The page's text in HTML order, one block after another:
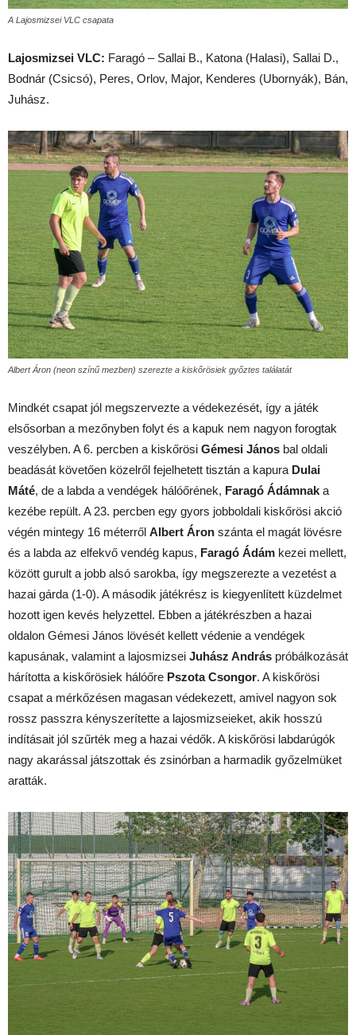
A Lajosmizsei VLC csapata
Lajosmizsei VLC: Faragó – Sallai B., Katona (Halasi), Sallai D.,
Bodnár (Csicsó), Peres, Orlov, Major, Kenderes (Ubornyák), Bán,
Juhász.
Albert Áron (neon színű mezben) szerezte a kiskőrösiek győztes találatát
Mindkét csapat jól megszervezte a védekezését, így a játék
elsősorban a mezőnyben folyt és a kapuk nem nagyon forogtak
veszélyben. A 6. percben a kiskőrösi Gémesi János bal oldali
beadását követően közelről fejelhetett tisztán a kapura Dulai
Máté, de a labda a vendégek hálóőrének, Faragó Ádámnak a
kezébe repült. A 23. percben egy gyors jobboldali kiskőrösi akció
végén mintegy 16 méterről Albert Áron szánta el magát lövésre
és a labda az elfekvő vendég kapus, Faragó Ádám kezei mellett,
között gurult a jobb alsó sarokba, így megszerezte a vezetést a
hazai gárda (1-0). A második játékrész is kiegyenlített küzdelmet
hozott igen kevés helyzettel. Ebben a játékrészben a hazai
oldalon Gémesi János lövését kellett védenie a vendégek
kapusának, valamint a lajosmizsei Juhász András próbálkozását
hárította a kiskőrösiek hálóőre Pszota Csongor. A kiskőrösi
csapat a mérkőzésen magasan védekezett, amivel nagyon sok
rossz passzra kényszerítette a lajosmizseieket, akik hosszú
indításait jól szűrték meg a hazai védők. A kiskőrösi labdarúgók
nagy akarással játszottak és zsinórban a harmadik győzelmüket
aratták.